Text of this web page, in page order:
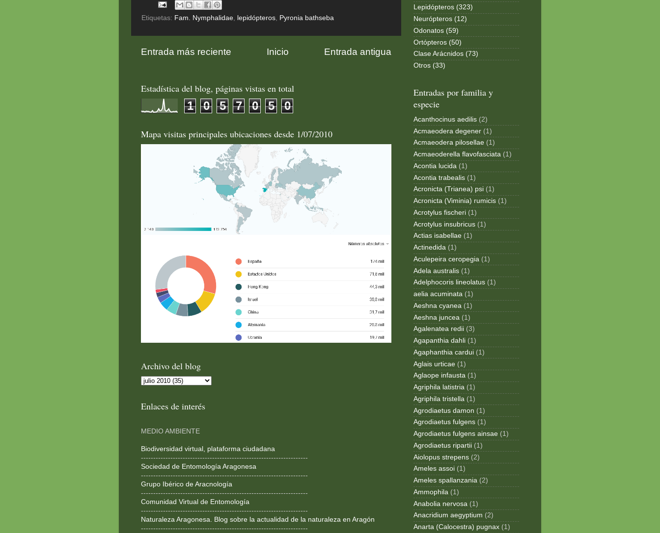
Etiquetas: Fam. Nymphalidae lepidópteros Pyronia bathseba
Entrada más reciente Entrada antigua
Inicio
Estadística del blog, páginas vistas en total
1 0 5 7 0 5 0
Mapa visitas principales ubicaciones desde 1/07/2010
Archivo del blog
Enlaces de interés
MEDIO AMBIENTE
Biodiversidad virtual, plataforma ciudadana
--------------------------------------------------------------------
Sociedad de Entomología Aragonesa
--------------------------------------------------------------------
Grupo Ibérico de Aracnología
--------------------------------------------------------------------
Comunidad Virtual de Entomología
--------------------------------------------------------------------
Naturaleza Aragonesa. Blog sobre la actualidad de la naturaleza en Aragón
--------------------------------------------------------------------
Lepidópteros (323)
Neurópteros (12)
Odonatos (59)
Ortópteros (50)
Clase Arácnidos (73)
Otros (33)
Entradas por familia y
especie
Acanthocinus aedilis (2)
Acmaeodera degener (1)
Acmaeodera pilosellae (1)
Acmaeoderella flavofasciata (1)
Acontia lucida (1)
Acontia trabealis (1)
Acronicta (Trianea) psi (1)
Acronicta (Viminia) rumicis (1)
Acrotylus fischeri (1)
Acrotylus insubricus (1)
Actias isabellae (1)
Actinedida (1)
Aculepeira ceropegia (1)
Adela australis (1)
Adelphocoris lineolatus (1)
aelia acuminata (1)
Aeshna cyanea (1)
Aeshna juncea (1)
Agalenatea redii (3)
Agapanthia dahli (1)
Agaphanthia cardui (1)
Aglais urticae (1)
Aglaope infausta (1)
Agriphila latistria (1)
Agriphila tristella (1)
Agrodiaetus damon (1)
Agrodiaetus fulgens (1)
Agrodiaetus fulgens ainsae (1)
Agrodiaetus ripartii (1)
Aiolopus strepens (2)
Ameles assoi (1)
Ameles spallanzania (2)
Ammophila (1)
Anabolia nervosa (1)
Anacridium aegyptium (2)
Anarta (Calocestra) pugnax (1)